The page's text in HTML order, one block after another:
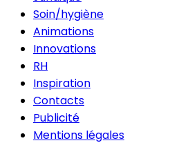
Soin/hygiène
Animations
Innovations
RH
Inspiration
Contacts
Publicité
Mentions légales